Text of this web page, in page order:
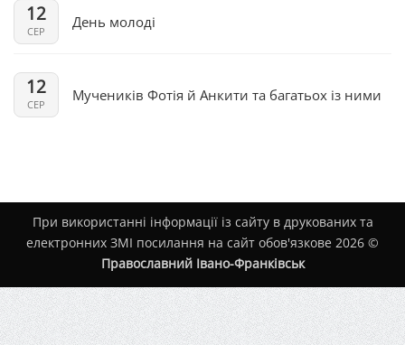
12
СЕР
День молоді
12
СЕР
Мучеників Фотія й Анкити та багатьох із ними
При використанні інформації із сайту в друкованих та
електронних ЗМІ посилання на сайт обов'язкове 2026 ©
Православний Івано-Франківськ